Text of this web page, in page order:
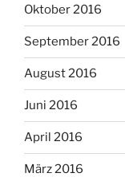
Oktober 2016
September 2016
August 2016
Juni 2016
April 2016
März 2016